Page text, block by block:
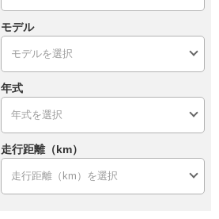
モデル
年式
走行距離（km）